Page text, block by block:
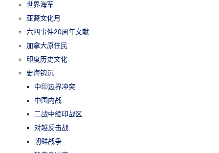
世界海军
亚裔文化月
六四事件20周年文献
加拿大原住民
印度历史文化
史海钩沉
中印边界冲突
中国内战
二战中缅印战区
对越反击战
朝鲜战争